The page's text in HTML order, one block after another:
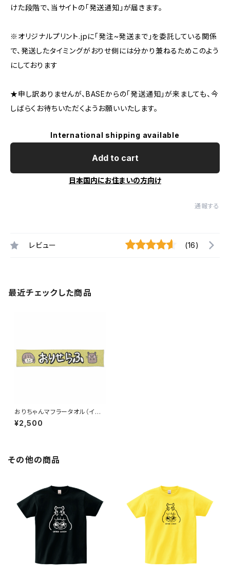
けた段階で、当サイトの「発送通知」が届きます。
※オリジナルプリント.jpに「発注~発送まで」を委託している関係
で、発送したタイミングがおりせ側には分かり兼ねるためこのよう
にしております
★申し訳ありませんが、BASEからの「発送通知」が来ましても、今
しばらくお待ちいただくようお願いいたします。
International shipping available
Add to cart
日本国内にお住まいの方向け
通報する
レビュー (16)
最近チェックした商品
おりちゃんマフラータオル（イエ
ロー）
¥2,500
その他の商品